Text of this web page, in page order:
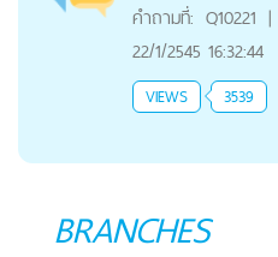
คำถามที่: Q10221 |
22/1/2545 16:32:44
VIEWS 3539
BRANCHES